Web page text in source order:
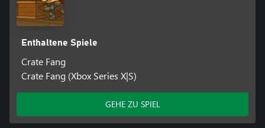
Enthaltene Spiele
Crate Fang
Crate Fang (Xbox Series X|S)
GEHE ZU SPIEL